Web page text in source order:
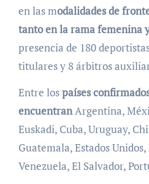
en las modalidades de
tanto en la rama femenina
presencia de 180
titulares y 8 árbitros
Entre lospaíses
encuentranArgentina,
Euskadi, Cuba, Uruguay,
Guatemala, Estados
Venezuela, El Salvador,